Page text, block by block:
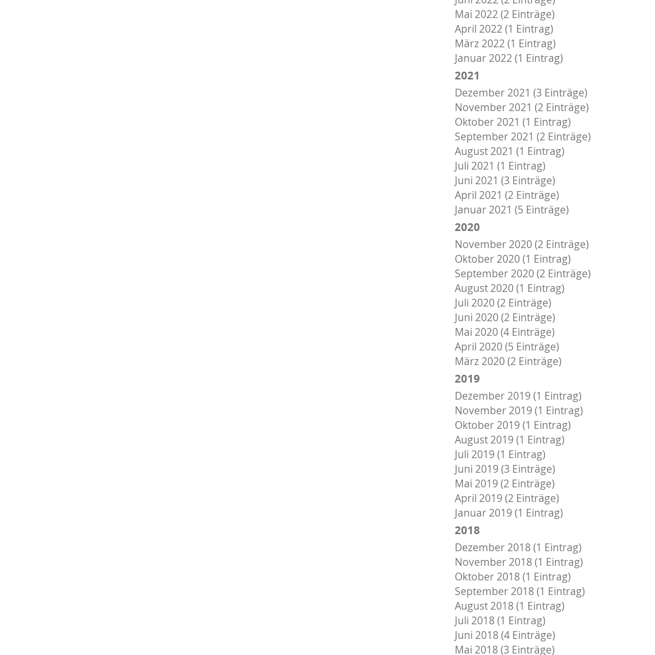
Mai 2022 (2 Einträge)
April 2022 (1 Eintrag)
März 2022 (1 Eintrag)
Januar 2022 (1 Eintrag)
2021
Dezember 2021 (3 Einträge)
November 2021 (2 Einträge)
Oktober 2021 (1 Eintrag)
September 2021 (2 Einträge)
August 2021 (1 Eintrag)
Juli 2021 (1 Eintrag)
Juni 2021 (3 Einträge)
April 2021 (2 Einträge)
Januar 2021 (5 Einträge)
2020
November 2020 (2 Einträge)
Oktober 2020 (1 Eintrag)
September 2020 (2 Einträge)
August 2020 (1 Eintrag)
Juli 2020 (2 Einträge)
Juni 2020 (2 Einträge)
Mai 2020 (4 Einträge)
April 2020 (5 Einträge)
März 2020 (2 Einträge)
2019
Dezember 2019 (1 Eintrag)
November 2019 (1 Eintrag)
Oktober 2019 (1 Eintrag)
August 2019 (1 Eintrag)
Juli 2019 (1 Eintrag)
Juni 2019 (3 Einträge)
Mai 2019 (2 Einträge)
April 2019 (2 Einträge)
Januar 2019 (1 Eintrag)
2018
Dezember 2018 (1 Eintrag)
November 2018 (1 Eintrag)
Oktober 2018 (1 Eintrag)
September 2018 (1 Eintrag)
August 2018 (1 Eintrag)
Juli 2018 (1 Eintrag)
Juni 2018 (4 Einträge)
Mai 2018 (3 Einträge)